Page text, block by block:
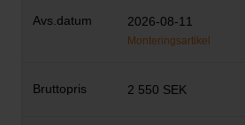
2026-08-11
Monteringsartikel
2 550 SEK